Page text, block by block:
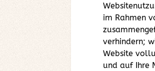
im Rahmen
verhindern;
Website
und auf Ihre